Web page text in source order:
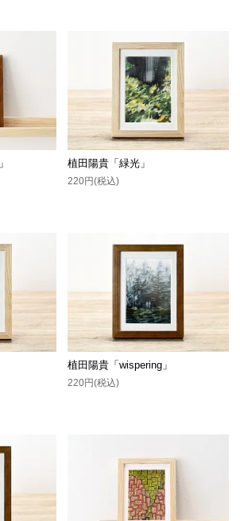
植田陽貴「緑光」
220円(税込)
植田陽貴「wispering」
220円(税込)